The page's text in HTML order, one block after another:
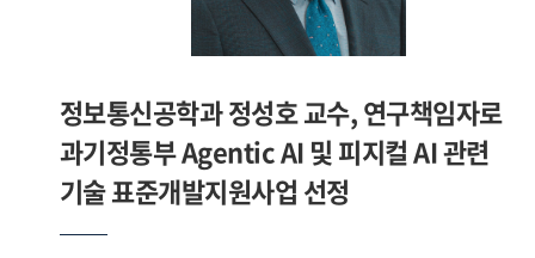
2025년 12월에 그간 발표한 언어철학사 관련 연구논문들의
인정받았다는 사실에 매우 기뻤습니다. 또 그동안 꾸준히
진행해 온 언어철학 연구가 의미 있게 평가받았다는 점에서 큰
격려가 되었습니다. - 교육부장관 표창을 수상한 연구내용을
소개해 주십시오.이 연구는 서양 언어철학이 어디에서
시작되었는지 고대 철학자 헤라클레이토스의 언어관에서
정보통신공학과 정성호 교수, 연구책임자로
과기정통부 Agentic AI 및 피지컬 AI 관련
기술 표준개발지원사업 선정